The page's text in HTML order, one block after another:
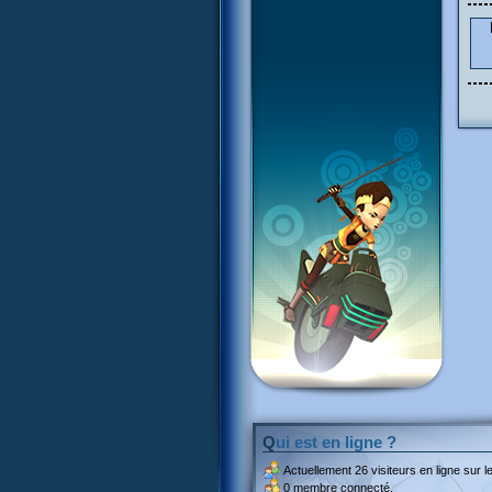
Qui est en ligne ?
Actuellement 26 visiteurs en ligne sur
0 membre connecté.